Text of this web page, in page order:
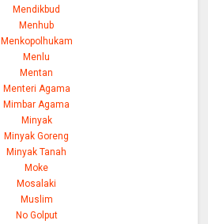
Mendikbud
Menhub
Menkopolhukam
Menlu
Mentan
Menteri Agama
Mimbar Agama
Minyak
Minyak Goreng
Minyak Tanah
Moke
Mosalaki
Muslim
No Golput